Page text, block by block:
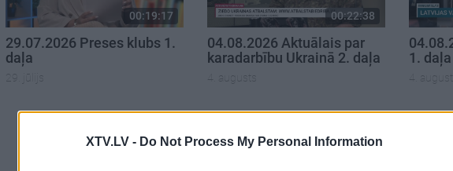
XTV.LV - Do Not Process My Personal Information
00:19:17
29.07.2026 Preses klubs 1.
daļa
29. jūlijs
00:22:38
04.08.2026 Aktuālais par
karadarbību Ukrainā 2. daļa
4. augusts
1. daļa
4. augusts